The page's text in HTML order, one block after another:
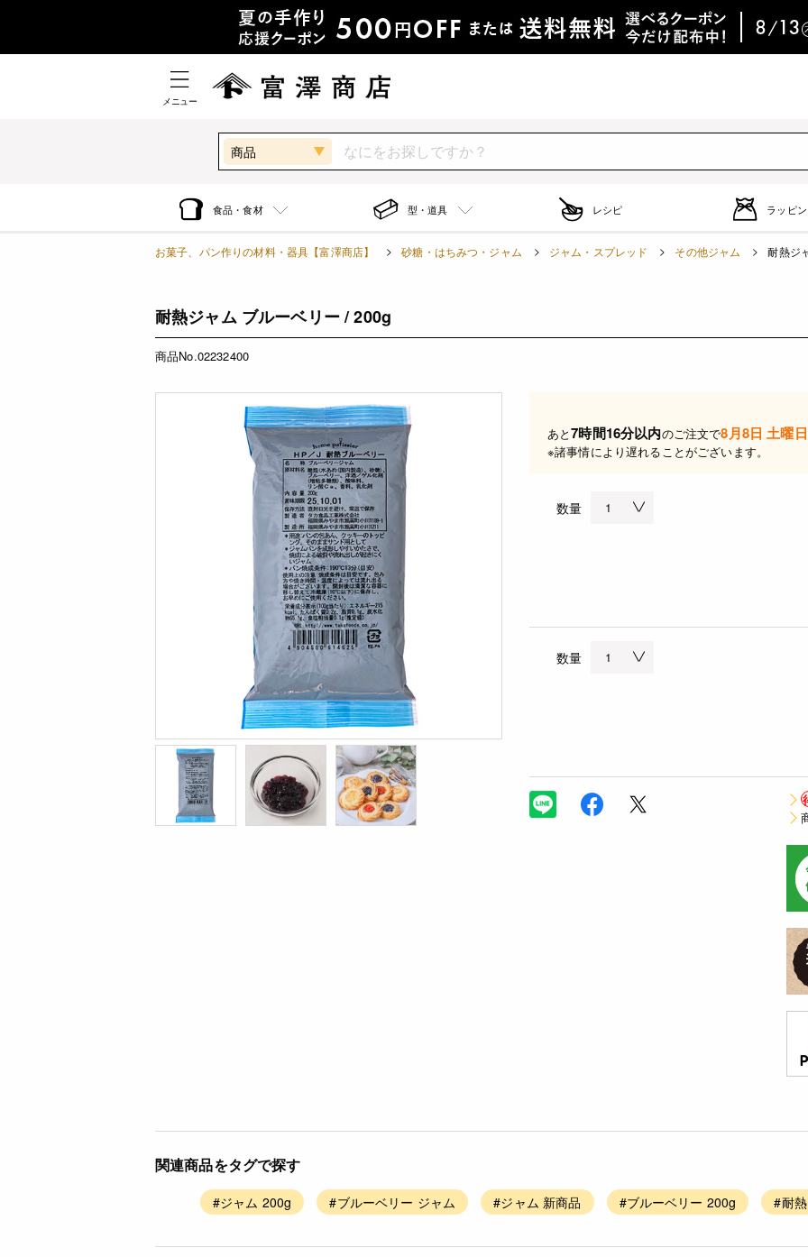
メニュー
商品
食品・食材 型・道具 レシピ ラッピ
お菓子、パン作りの材料・器具【富澤商店】 砂糖・はちみつ・ジャム ジャム・スプレッド その他ジャム 耐熱ジ
耐熱ジャム ブルーベリー / 200g
商品No.02232400
あと7時間16分以内のご注文で8月8日 土曜日
※諸事情により遅れることがございます。
数量
数量
関連商品をタグで探す
#ジャム 200g #ブルーベリー ジャム #ジャム 新商品 #ブルーベリー 200g #耐